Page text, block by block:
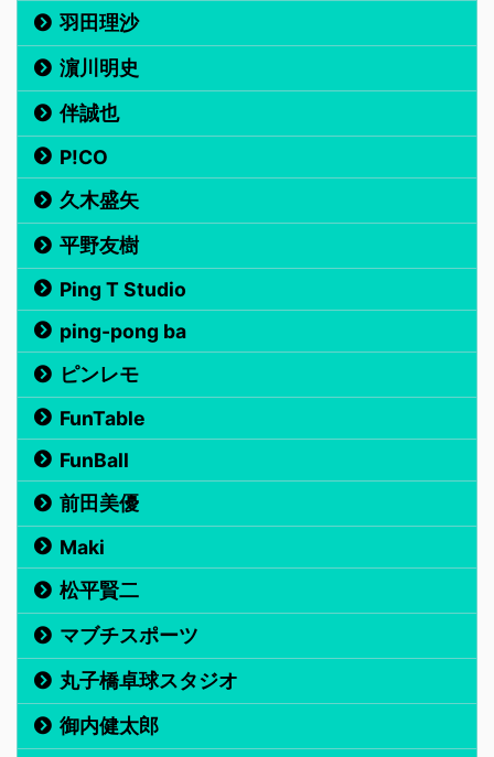
羽田理沙
濵川明史
伴誠也
P!CO
久木盛矢
平野友樹
Ping T Studio
ping-pong ba
ピンレモ
FunTable
FunBall
前田美優
Maki
松平賢二
マブチスポーツ
丸子橋卓球スタジオ
御内健太郎